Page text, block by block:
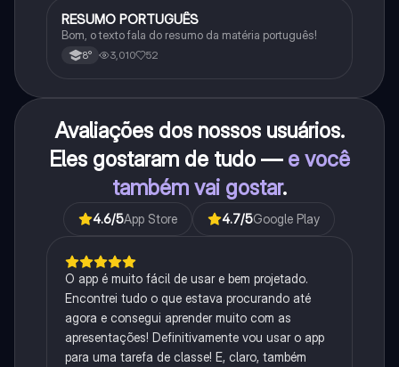
Português
RESUMO PORTUGUÊS
Bom, o texto fala do resumo da matéria português!
8° 3,010 52
Avaliações dos nossos usuários.
Eles gostaram de tudo — e você
também vai gostar.
4.6/5App Store 4.7/5Google Play
O app é muito fácil de usar e bem projetado.
Encontrei tudo o que estava procurando até
agora e consegui aprender muito com as
apresentações! Definitivamente vou usar o app
para uma tarefa de classe! E, claro, também